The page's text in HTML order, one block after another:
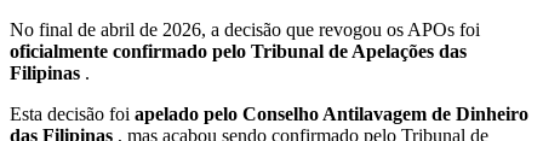
No final de abril de 2026, a decisão que revogou os APOs foi
oficialmente confirmado pelo Tribunal de Apelações das
Filipinas .
Esta decisão foi apelado pelo Conselho Antilavagem de Dinheiro
das Filipinas , mas acabou sendo confirmado pelo Tribunal de